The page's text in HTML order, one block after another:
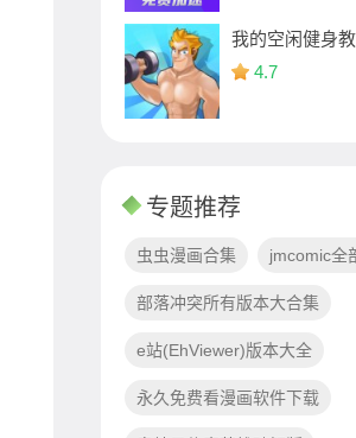
我的空闲健身
4.7
专题推荐
虫虫漫画合集 jmcomic全
部落冲突所有版本大合集
e站(EhViewer)版本大全
永久免费看漫画软件下载